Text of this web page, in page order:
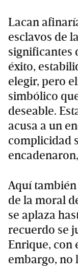
Lacan
esclavos de
significantes
éxito,
elegir, pero
simbólico
deseable.
acusa a un
complicidad
Aquí
de la moral
se aplaza
recuerdo se
Enrique, con
embargo, no